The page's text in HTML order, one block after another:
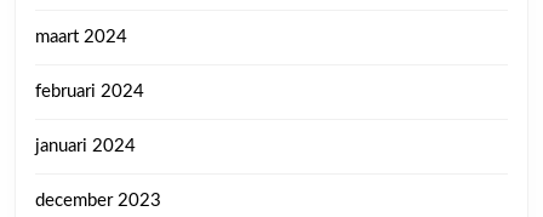
maart 2024
februari 2024
januari 2024
december 2023